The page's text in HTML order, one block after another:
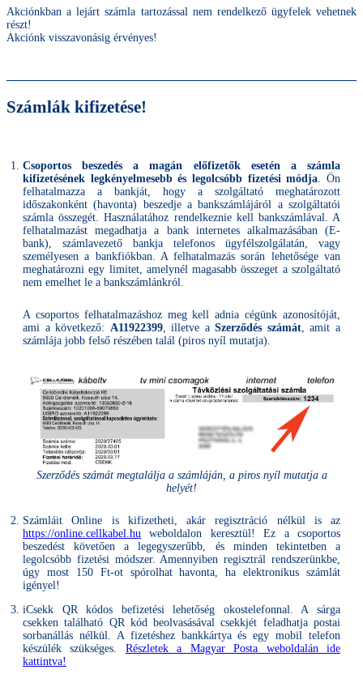
Akciónkban a lejárt számla tartozással nem rendelkező ügyfelek vehetnek
részt!
Akciónk visszavonásig érvényes!
Számlák kifizetése!
Csoportos beszedés a magán előfizetők esetén a számla
kifizetésének legkényelmesebb és legolcsóbb fizetési módja . Ön
felhatalmazza a bankját, hogy a szolgáltató meghatározott
időszakonként (havonta) beszedje a bankszámlájáról a szolgáltatói
számla összegét. Használatához rendelkeznie kell bankszámlával. A
felhatalmazást megadhatja a bank internetes alkalmazásában (E-
bank), számlavezető bankja telefonos ügyfélszolgálatán, vagy
személyesen a bankfiókban. A felhatalmazás során lehetősége van
meghatározni egy limitet, amelynél magasabb összeget a szolgáltató
nem emelhet le a bankszámlánkról.
A csoportos felhatalmazáshoz meg kell adnia cégünk azonosítóját,
ami a következő: A11922399, illetve aSzerződés számát, amit a
számlája jobb felső részében talál (piros nyíl mutatja).
Szerződés számát megtalálja a számláján, a piros nyíl mutatja a
helyét!
Számláit Online is kifizetheti, akár regisztráció nélkül is az
https://online.cellkabel.hu weboldalon keresztül! Ez a csoportos
beszedést követően a legegyszerűbb, és minden tekintetben a
legolcsóbb fizetési módszer. Amennyiben regisztrál rendszerünkbe,
úgy most 150 Ft-ot spórolhat havonta, ha elektronikus számlát
igényel!
iCsekk QR kódos befizetési lehetőség okostelefonnal. A sárga
csekken található QR kód beolvasásával csekkjét feladhatja postai
sorbanállás nélkül. A fizetéshez bankkártya és egy mobil telefon
készülék szükséges. Részletek a Magyar Posta weboldalán ide
kattintva!